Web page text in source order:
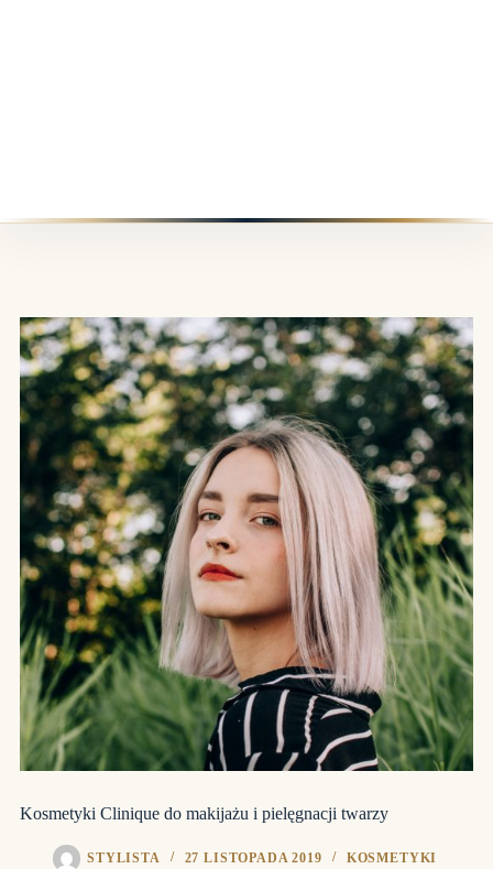
Kosmetyki Clinique do makijażu i pielęgnacji twarzy
STYLISTA 27 LISTOPADA 2019 KOSMETYKI